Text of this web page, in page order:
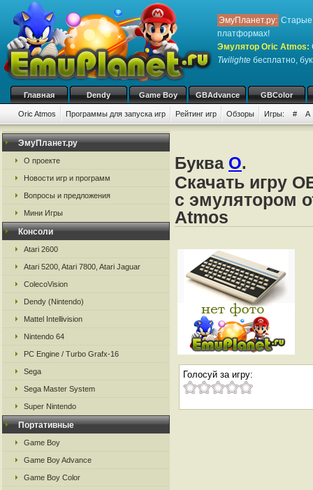
ЭмуПланет.ру: Старые
платформах!
Эмулятор Oric Atmos:
Twilighte бесплатно,
Главная Dendy Game Boy GBAdvance GBColor
Oric Atmos Программы для запуска игр Рейтинг игр Обзоры Игры: # A
ЭмуПланет.ру
О проекте
Новости игр и программ
Вопросы и предложения
Мини Игры
Консоли
Atari 2600
Atari 5200, Atari 7800, Atari Jaguar
ColecoVision
Dendy (Nintendo)
Mattel Intellivision
Nintendo 64
PC Engine / Turbo Grafx-16
Sega
Sega Master System
Super Nintendo
Портативные
Game Boy
Game Boy Advance
Game Boy Color
Буква O.
Скачать игру
с эмулятором
Atmos
Голосуй за игру: